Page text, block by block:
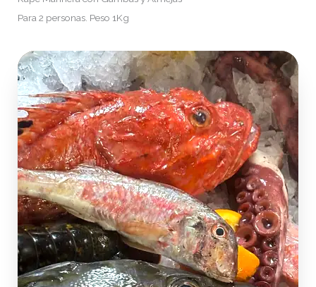
Para 2 personas. Peso 1Kg